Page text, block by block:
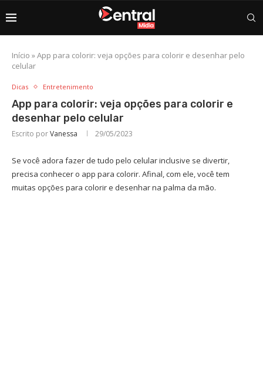
Início »App para colorir: veja opções para colorir e desenhar pelo
celular
Dicas Entretenimento
App para colorir: veja opções para colorir e
desenhar pelo celular
Escrito porVanessa 29/05/2023
Se você adora fazer de tudo pelo celular inclusive se divertir,
precisa conhecer o app para colorir. Afinal, com ele, você tem
muitas opções para colorir e desenhar na palma da mão.